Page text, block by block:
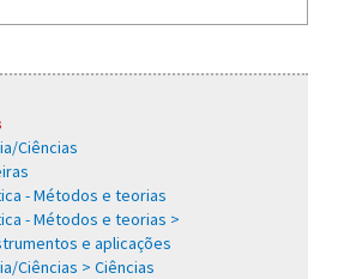
Ciências
- Métodos e teorias
- Métodos e teorias >
e aplicações
Ciências > Ciências